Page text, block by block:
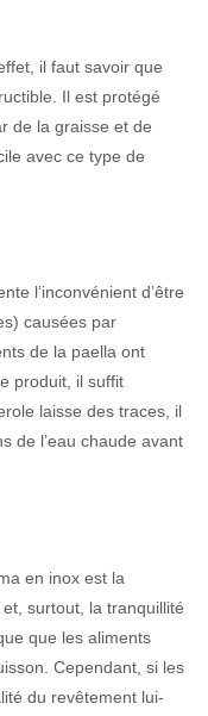
il faut savoir que
Il est protégé
de la graisse et de
avec ce type de
l’inconvénient d’être
causées par
de la paella ont
produit, il suffit
laisse des traces, il
de l’eau chaude avant
en inox est la
surtout, la tranquillité
que les aliments
Cependant, si les
du revêtement lui-